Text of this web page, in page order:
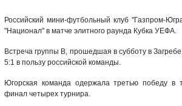
Российский мини-футбольный клуб "Газпром-
"Национал" в матче элитного раунда Кубка УЕФА.
Встреча группы В, прошедшая в субботу в
5:1 в пользу российской команды.
Югорская команда одержала третью победу
финал четырех турнира.